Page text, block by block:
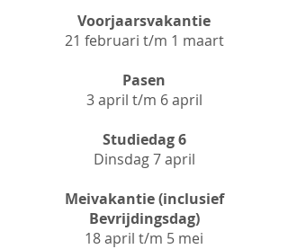
Voorjaarsvakantie
21 februari t/m 1 maart
Pasen
3 april t/m 6 april
Studiedag 6
Dinsdag 7 april
Meivakantie (inclusief
Bevrijdingsdag)
18 april t/m 5 mei